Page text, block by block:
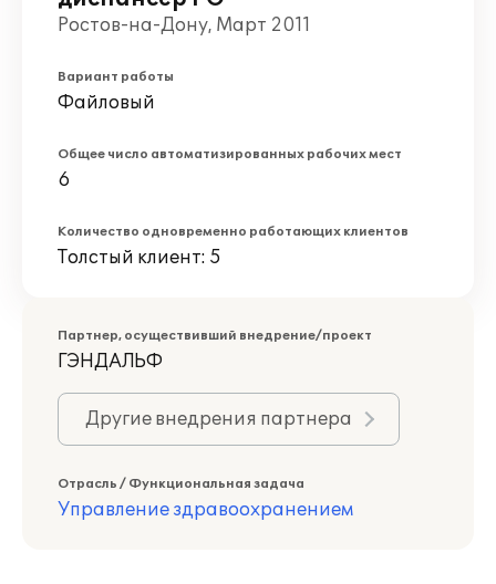
Ростов-на-Дону, Март 2011
Вариант работы
Файловый
Общее число автоматизированных рабочих мест
6
Количество одновременно работающих клиентов
Толстый клиент: 5
Партнер, осуществивший внедрение/проект
ГЭНДАЛЬФ
Другие внедрения партнера
Отрасль / Функциональная задача
Управление здравоохранением